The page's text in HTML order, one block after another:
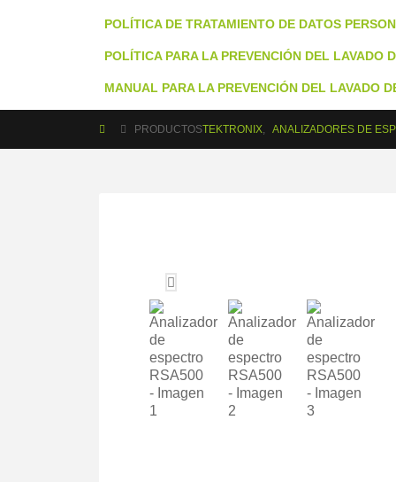
POLÍTICA DE TRATAMIENTO DE DATOS
POLÍTICA PARA LA PREVENCIÓN DEL LAVADO
MANUAL PARA LA PREVENCIÓN DEL LAVADO
PRODUCTOSTEKTRONIX ANALIZADORES DE